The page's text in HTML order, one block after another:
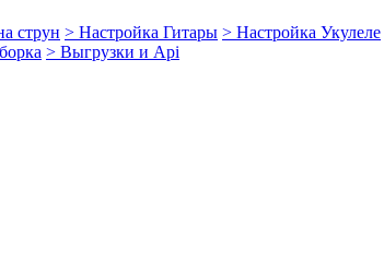
струн > Настройка Гитары > Настройка Укулеле
> Выгрузки и Api